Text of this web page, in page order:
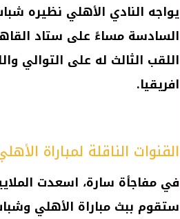
يواجه النادي الأهلي نظيره
السادسة مساءً على ستاد
اللقب الثالث له على التوالي واللقب الـ 13 في
افريقيا.
القنوات الناقلة لمباراة
في مفاجأة سارة، اسعدت
ستقوم ببث مباراة الأهلي